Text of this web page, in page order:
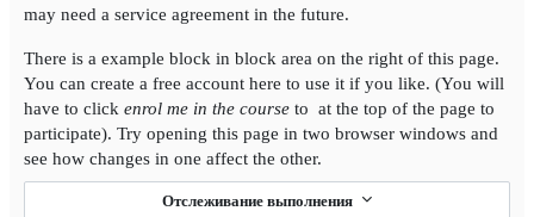
Отслеживание выполнения
may need a service agreement in the future.
There is a example block in block area on the right of this page.
You can create a free account here to use it if you like. (You will
have to click enrol me in the course to at the top of the page to
participate). Try opening this page in two browser windows and
see how changes in one affect the other.